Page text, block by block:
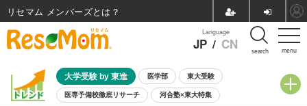
menu
Language
JP / CN search
大学受験 by 東進 医学部 東大受験
医専予備校徹底リサーチ 河合塾×東大特集
リセマム メンバーズ